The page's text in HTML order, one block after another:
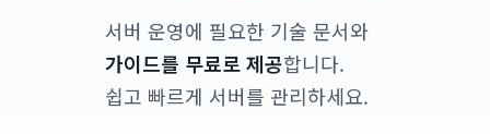
서버 운영에 필요한 기술 문서와
가이드를 무료로 제공합니다.
쉽고 빠르게 서버를 관리하세요.